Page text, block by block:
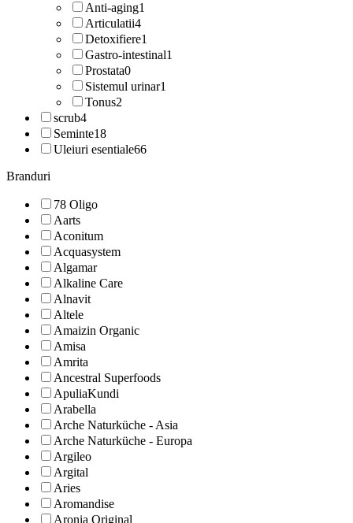
Anti-aging1
Articulatii4
Detoxifiere1
Gastro-intestinal1
Prostata0
Sistemul urinar1
Tonus2
scrub4
Seminte18
Uleiuri esentiale66
Branduri
78 Oligo
Aarts
Aconitum
Acquasystem
Algamar
Alkaline Care
Alnavit
Altele
Amaizin Organic
Amisa
Amrita
Ancestral Superfoods
ApuliaKundi
Arabella
Arche Naturküche - Asia
Arche Naturküche - Europa
Argileo
Argital
Aries
Aromandise
Aronia Original